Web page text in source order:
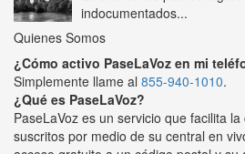
indocumentados...
Quienes Somos
¿Cómo activo PaseLaVoz en mi
Simplemente llame al 855-940-1010.
¿Qué es PaseLaVoz?
PaseLaVoz es un servicio que facilita
suscritos por medio de su central en